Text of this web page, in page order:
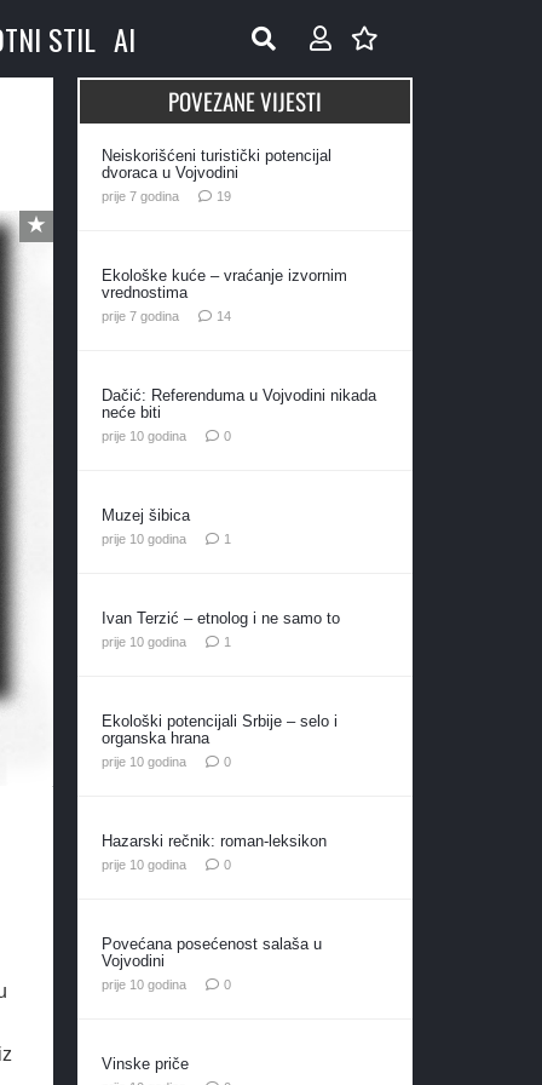
STIL AI
POVEZANE VIJESTI
Neiskorišćeni turistički potencijal
dvoraca u Vojvodini
prije 7 godina 19komentara
Ekološke kuće – vraćanje izvornim
vrednostima
prije 7 godina 14komentara
Dačić: Referenduma u Vojvodini nikada
neće biti
prije 10 godina 0
Muzej šibica
prije 10 godina 1
Ivan Terzić – etnolog i ne samo to
prije 10 godina 1
Ekološki potencijali Srbije – selo i
organska hrana
prije 10 godina 0
Hazarski rečnik: roman-leksikon
prije 10 godina 0
Povećana posećenost salaša u
Vojvodini
prije 10 godina 0
Vinske priče